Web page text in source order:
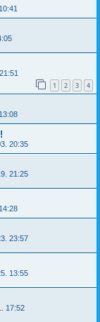
1 2 3 4
20:35
21:25
23:57
13:55
17:52